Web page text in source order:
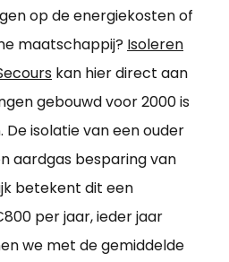
op de energiekosten of
maatschappij? Isoleren
kan hier direct aan
gebouwd voor 2000 is
isolatie van een ouder
aardgas besparing van
betekent dit een
per jaar, ieder jaar
we met de gemiddelde